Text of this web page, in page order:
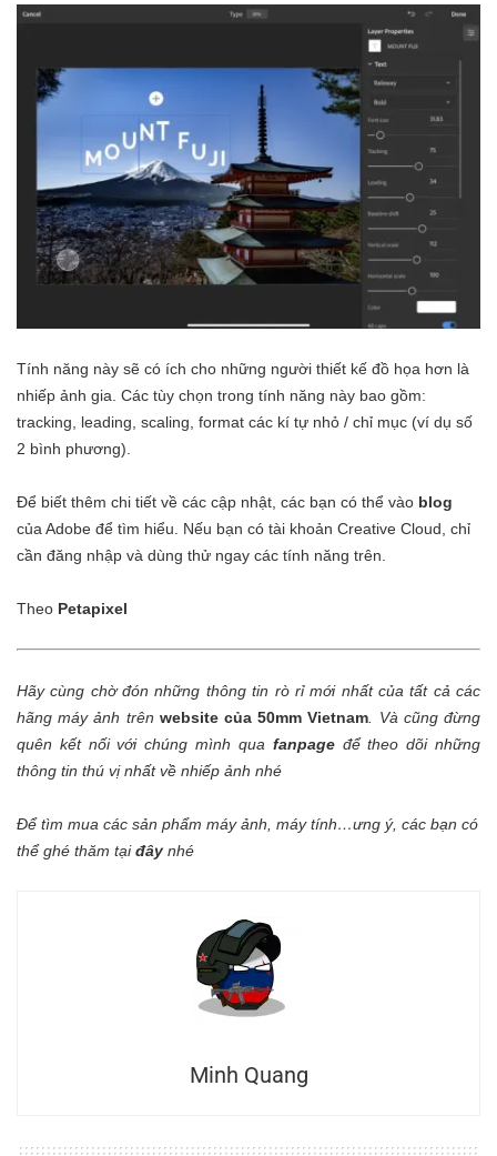
Tính năng này sẽ có ích cho những người thiết kế đồ họa hơn là
nhiếp ảnh gia. Các tùy chọn trong tính năng này bao gồm:
tracking, leading, scaling, format các kí tự nhỏ / chỉ mục (ví dụ số
2 bình phương).
Để biết thêm chi tiết về các cập nhật, các bạn có thể vào blog
của Adobe để tìm hiểu. Nếu bạn có tài khoản Creative Cloud, chỉ
cần đăng nhập và dùng thử ngay các tính năng trên.
Theo Petapixel
Hãy cùng chờ đón những thông tin rò rỉ mới nhất của tất cả các
hãng máy ảnh trên website của 50mm Vietnam
Và cũng đừng
quên kết nối với chúng mình qua fanpageđể theo dõi những
thông tin thú vị nhất về nhiếp ảnh nhé
Để tìm mua các sản phẩm máy ảnh, máy tính…ưng ý, các bạn có
thể ghé thăm tạiđây nhé
Minh Quang